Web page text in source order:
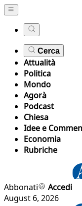
Cerca
Attualità
Politica
Mondo
Agorà
Podcast
Chiesa
Idee e
Economia
Rubriche
Abbonati
Accedi
August 6, 2026